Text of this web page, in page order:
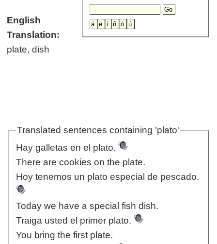
English
Translation:
plate, dish
Translated sentences containing 'plato'
Hay galletas en el plato.
There are cookies on the plate.
Hoy tenemos un plato especial de pescado.
Today we have a special fish dish.
Traiga usted el primer plato.
You bring the first plate.